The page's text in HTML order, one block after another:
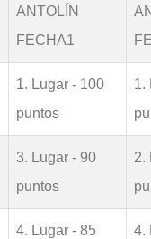
ANTOLÍN
FECHA1
1. Lugar - 100
puntos
1.
3. Lugar - 90
puntos
2.
4. Lugar - 85
4.